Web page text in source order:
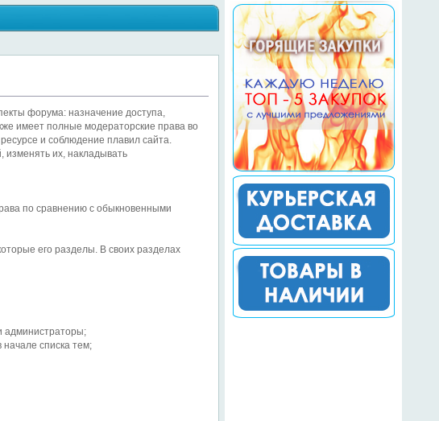
форума: назначение доступа,
имеет полные модераторские права во
и соблюдение плавил сайта.
их, накладывать
по сравнению с обыкновенными
его разделы. В своих разделах
администраторы;
списка тем;